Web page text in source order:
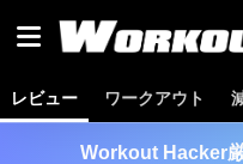
レビュー ワークアウト
Workout Hacker